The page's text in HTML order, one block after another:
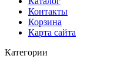
Контакты
Корзина
Карта сайта
Категории